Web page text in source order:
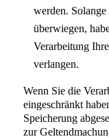
werden. Solange
überwiegen,
Verarbeitung
verlangen.
Wenn Sie die
eingeschränkt
Speicherung
zur